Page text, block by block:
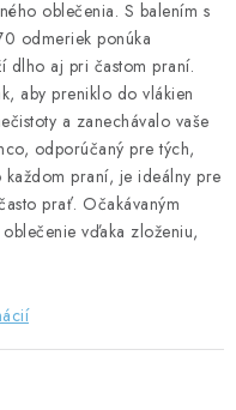
osobných údajov
oblečenia. S balením s
odmeriek ponúka
dlho aj pri častom praní.
aby preniklo do vlákien
a zanechávalo vaše
odporúčaný pre tých,
praní, je ideálny pre
prať. Očakávaným
vďaka zloženiu,